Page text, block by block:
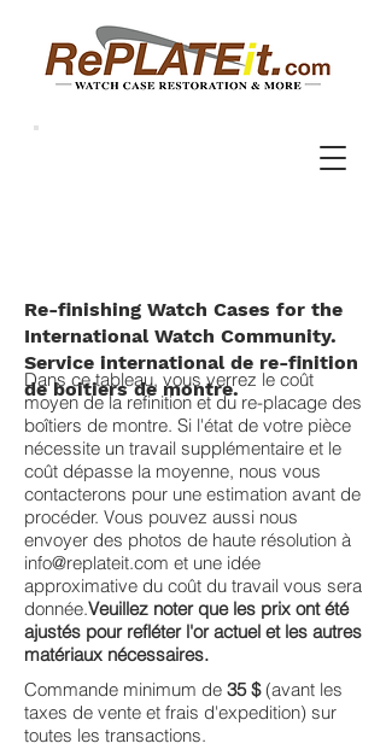
Re-finishing Watch Cases for the
International Watch Community.
Service international de re-finition
de boitiers de montre.
Dans ce tableau, vous verrez le coût
moyen de la refinition et du re-placage des
boîtiers de montre. Si l'état de votre pièce
nécessite un travail supplémentaire et le
coût dépasse la moyenne, nous vous
contacterons pour une estimation avant de
procéder. Vous pouvez aussi nous
envoyer des photos de haute résolution à
info@replateit.com et une idée
approximative du coût du travail vous sera
donnée.Veuillez noter que les prix ont été
ajustés pour refléter l'or actuel et les autres
matériaux nécessaires.
Commande minimum de 35 $(avant les
taxes de vente et frais d'expedition) sur
toutes les transactions.